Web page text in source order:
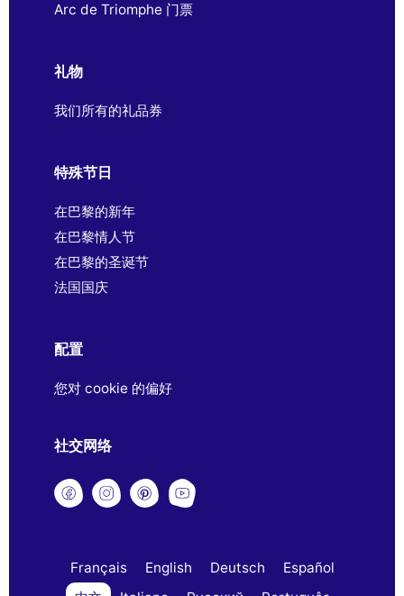
Arc de Triomphe 门票
礼物
我们所有的礼品券
特殊节日
在巴黎的新年
在巴黎情人节
在巴黎的圣诞节
法国国庆
配置
您对 cookie 的偏好
社交网络
Français English Deutsch
Español